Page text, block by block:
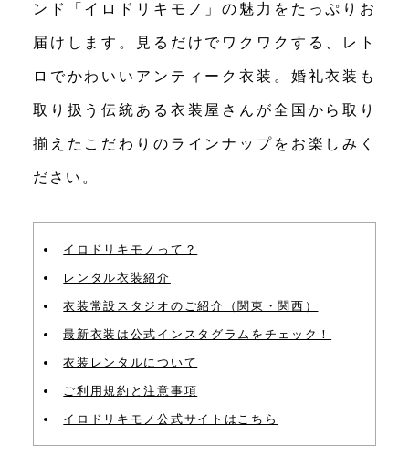
ンド「イロドリキモノ」の魅力をたっぷりお
届けします。見るだけでワクワクする、レト
ロでかわいいアンティーク衣装。婚礼衣装も
取り扱う伝統ある衣装屋さんが全国から取り
揃えたこだわりのラインナップをお楽しみく
ださい。
イロドリキモノって？
レンタル衣装紹介
衣装常設スタジオのご紹介（関東・関西）
最新衣装は公式インスタグラムをチェック！
衣装レンタルについて
ご利用規約と注意事項
イロドリキモノ公式サイトはこちら